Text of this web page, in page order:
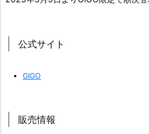
公式サイト
GIGO
販売情報